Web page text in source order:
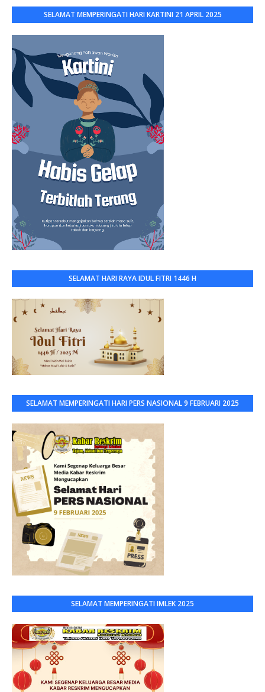
SELAMAT MEMPERINGATI HARI KARTINI 21 APRIL 2025
SELAMAT HARI RAYA IDUL FITRI 1446 H
SELAMAT MEMPERINGATI HARI PERS NASIONAL 9 FEBRUARI 2025
SELAMAT MEMPERINGATI IMLEK 2025